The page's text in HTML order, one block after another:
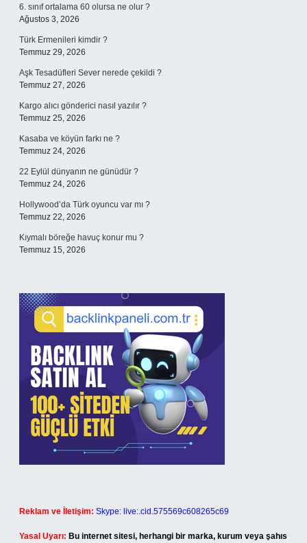
6. sınıf ortalama 60 olursa ne olur ?
Ağustos 3, 2026
Türk Ermenileri kimdir ?
Temmuz 29, 2026
Aşk Tesadüfleri Sever nerede çekildi ?
Temmuz 27, 2026
Kargo alıcı gönderici nasıl yazılır ?
Temmuz 25, 2026
Kasaba ve köyün farkı ne ?
Temmuz 24, 2026
22 Eylül dünyanın ne günüdür ?
Temmuz 24, 2026
Hollywood’da Türk oyuncu var mı ?
Temmuz 22, 2026
Kıymalı böreğe havuç konur mu ?
Temmuz 15, 2026
Reklam ve İletişim: Skype: live:.cid.575569c608265c69
Yasal Uyarı: Bu internet sitesi, herhangi bir marka, kurum veya şahıs